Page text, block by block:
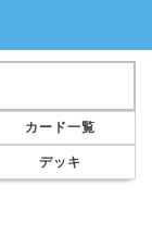
カード一覧
デッキ